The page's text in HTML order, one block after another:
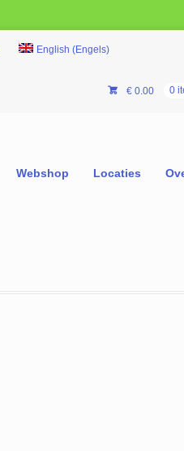
English (Engels)
€0.00 0
Webshop Locaties